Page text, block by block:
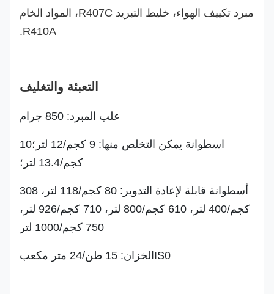
عديم اللون
مبرد تكييف الهواء، خليط التبريد R407C، المواد الخام
R410A.
التعبئة والتغليف
علب المبرد: 850 جرام
اسطوانة يمكن التخلص منها: 9 كجم/12 لتر؛
10
كجم/13.4 لتر؛
أسطوانة قابلة لإعادة التدوير: 80 كجم/118 لتر، 308
كجم/400 لتر، 610 كجم/800 لتر، 710 كجم/926 لتر،